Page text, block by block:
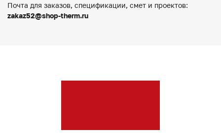
Почта для заказов, спецификации, смет и проектов:
zakaz52@shop-therm.ru